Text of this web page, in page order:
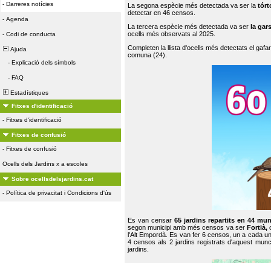
- Darreres notícies
- Agenda
- Codi de conducta
Ajuda
- Explicació dels símbols
- FAQ
Estadístiques
Fitxes d'identificació
- Fitxes d'identificació
Fitxes de confusió
- Fitxes de confusió
Ocells dels Jardins x a escoles
Sobre ocellsdelsjardins.cat
- Política de privacitat i Condicions d'ús
La segona espècie més detectada va ser la
detectar en 46 censos.
La tercera espècie més detectada va ser la
ocells més observats al 2025.
Completen la llista d'ocells més detectats el
comuna (24).
Es van censar65 jardins repartits en 44
segon municipi amb més censos va ser Fortià,
l'Alt Empordà. Es van fer 6 censos, un a cada
4 censos als 2 jardins registrats d'aquest
jardins.